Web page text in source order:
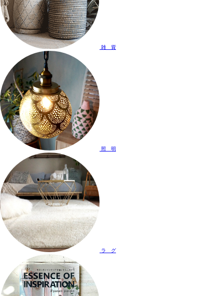
雑 貨
照 明
ラ グ